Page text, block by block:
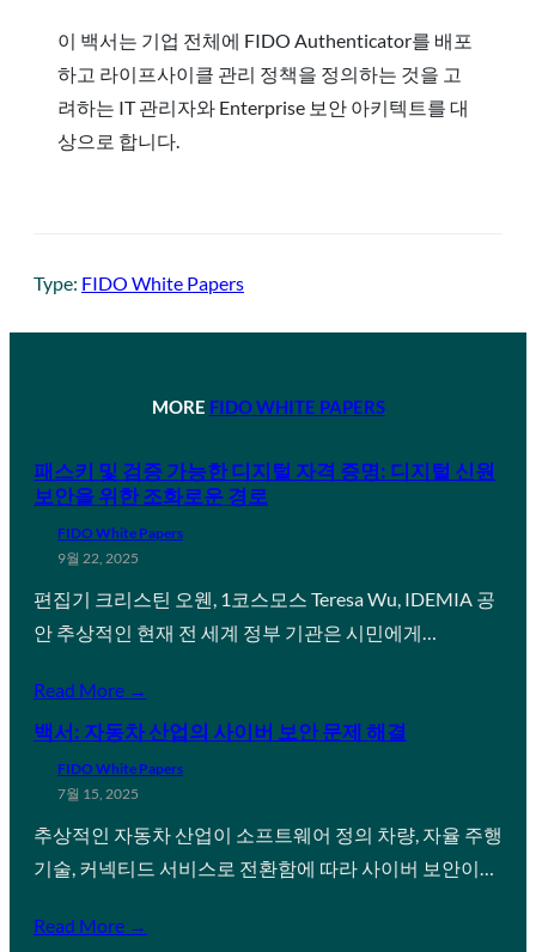
이 백서는 기업 전체에 FIDO Authenticator를 배포
하고 라이프사이클 관리 정책을 정의하는 것을 고
려하는 IT 관리자와 Enterprise 보안 아키텍트를 대
상으로 합니다.
Type: FIDO White Papers
MORE FIDO WHITE PAPERS
패스키 및 검증 가능한 디지털 자격 증명: 디지털 신원
보안을 위한 조화로운 경로
FIDO White Papers
9월 22, 2025
편집기 크리스틴 오웬, 1코스모스 Teresa Wu, IDEMIA 공
안 추상적인 현재 전 세계 정부 기관은 시민에게…
Read More →
백서: 자동차 산업의 사이버 보안 문제 해결
FIDO White Papers
7월 15, 2025
추상적인 자동차 산업이 소프트웨어 정의 차량, 자율 주행
기술, 커넥티드 서비스로 전환함에 따라 사이버 보안이…
Read More →